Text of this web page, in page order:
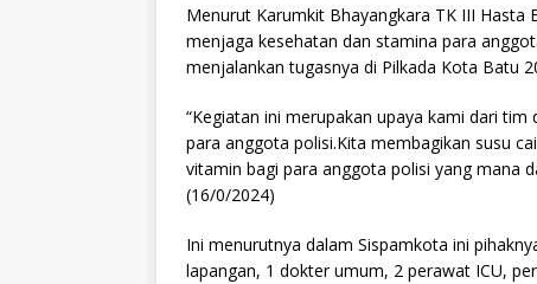
Menurut Karumkit Bhayangkara TK III Hasta
menjaga kesehatan dan stamina para
menjalankan tugasnya di Pilkada Kota Batu
“Kegiatan ini merupakan upaya kami dari
para anggota polisi.Kita membagikan susu
vitamin bagi para anggota polisi yang mana
(16/0/2024)
Ini menurutnya dalam Sispamkota ini
lapangan, 1 dokter umum, 2 perawat ICU,